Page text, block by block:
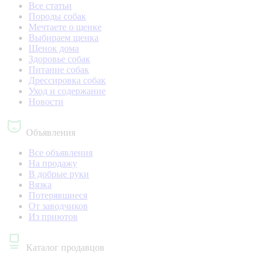
Все статьи
Породы собак
Мечтаете о щенке
Выбираем щенка
Щенок дома
Здоровье собак
Питание собак
Дрессировка собак
Уход и содержание
Новости
Объявления
Все объявления
На продажу
В добрые руки
Вязка
Потерявшиеся
От заводчиков
Из приютов
Каталог продавцов